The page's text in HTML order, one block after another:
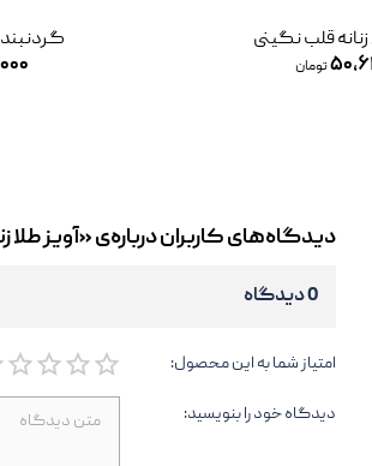
قلب نگینی
تومان
گردنبند
دیدگاه‌های کاربران درباره‌ی «آویز طلا
0 دیدگاه
امتیاز شما به این محصول:
دیدگاه خود را بنویسید: